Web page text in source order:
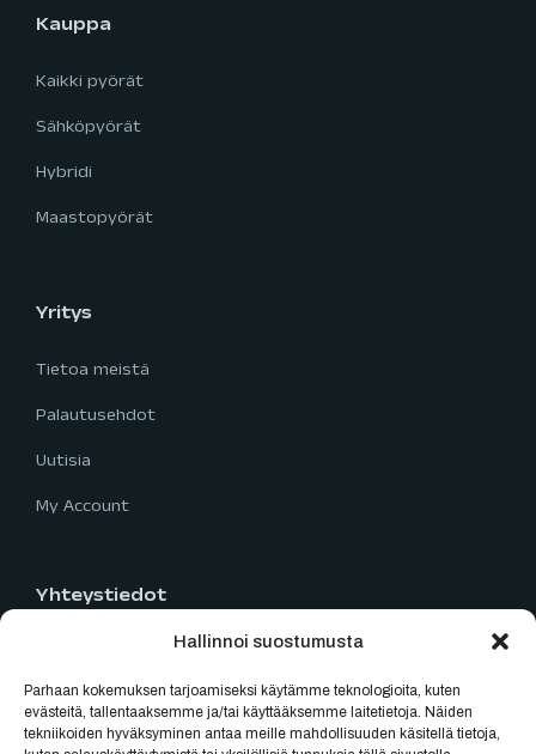
Hallinnoi suostumusta
Parhaan kokemuksen tarjoamiseksi käytämme teknologioita, kuten
evästeitä, tallentaaksemme ja/tai käyttääksemme laitetietoja. Näiden
tekniikoiden hyväksyminen antaa meille mahdollisuuden käsitellä tietoja,
Kauppa
Kaikki pyörät
Sähköpyörät
Hybridi
Maastopyörät
Yritys
Tietoa meistä
Palautusehdot
Uutisia
My Account
Yhteystiedot
040 777 2819